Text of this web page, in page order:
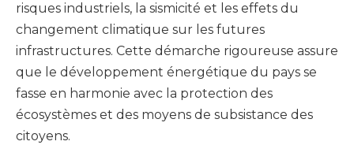
risques industriels, la sismicité et les effets du
changement climatique sur les futures
infrastructures. Cette démarche rigoureuse assure
que le développement énergétique du pays se
fasse en harmonie avec la protection des
écosystèmes et des moyens de subsistance des
citoyens.